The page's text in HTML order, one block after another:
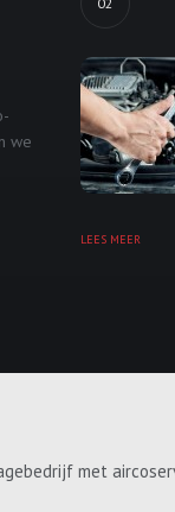
we
LEES MEER
met